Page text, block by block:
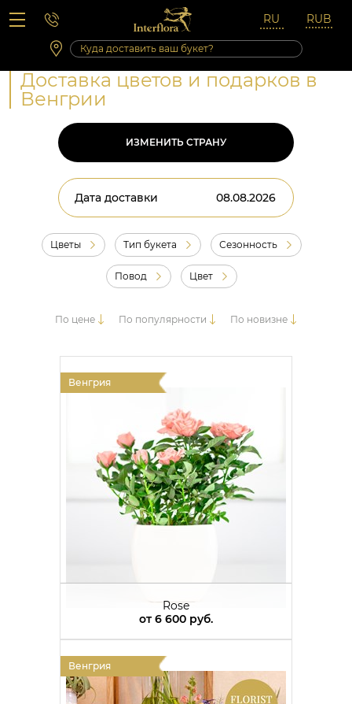
Вопросы-ответы
Сб 10:00 ‐ 14:00
Выходные и праздничные дни
Доставка цветов и подарков в
Венгрии
ИЗМЕНИТЬ СТРАНУ
Дата доставки
Цветы Тип букета Сезонность
Повод Цвет
По цене По популярности По новизне
Венгрия
Rose
от6 600 руб.
Венгрия